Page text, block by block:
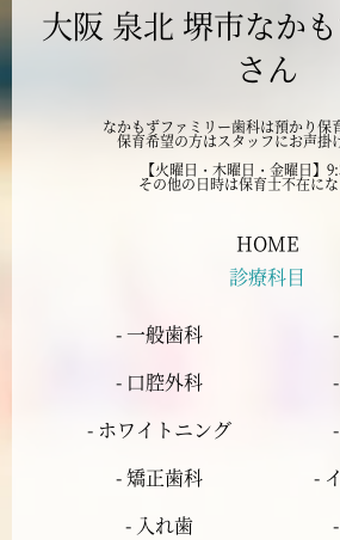
2024年9月
2024年8月
2024年7月
2024年5月
2024年2月
大阪 泉北 堺市なか
さん
なかもずファミリー歯科は預かり保
保育希望の方はスタッフにお声掛
【火曜日・木曜日・金曜日】
その他の日時は保育士不在にな
HOME
診療科目
- 一般歯科
- 口腔外科
- ホワイトニング
- 矯正歯科
-
- 入れ歯